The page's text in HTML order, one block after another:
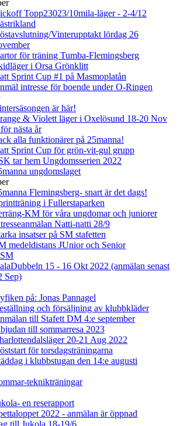
Topp23023/10mila-läger - 2-4/12
Vinterupptakt lördag 26
för träning Tumba-Flemingsberg
i Orsa Grönklitt
Sprint Cup #1 på Masmoplatån
intresse för boende under O-Ringen
är här!
& Violett läger i Oxelösund 18-20 Nov
nästa år
alla funktionärer på 25manna!
Sprint Cup för grön-vit-gul grupp
tar hem Ungdomsserien 2022
ungdomslaget
Flemingsberg- snart är det dags!
i Fullerstaparken
KM för våra ungdomar och juniorer
Natti-natti 28/9
insatser på SM stafetten
medeldistans JUnior och Senior
15 - 16 Okt 2022 (anmälan senast
Sep)
på: Jonas Pannagel
och försäljning av klubbkläder
till Stafett DM 4:e september
till sommarresa 2023
20-21 Aug 2022
för torsdagsträningarna
i klubbstugan den 14:e augusti
teknikträningar
en reserapport
2022 - anmälan är öppnad
till Jukola 18-19/6